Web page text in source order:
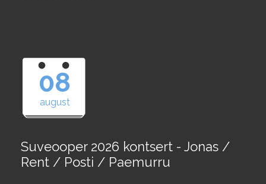
08
august
Suveooper 2026 kontsert - Jonas /
Rent / Posti / Paemurru